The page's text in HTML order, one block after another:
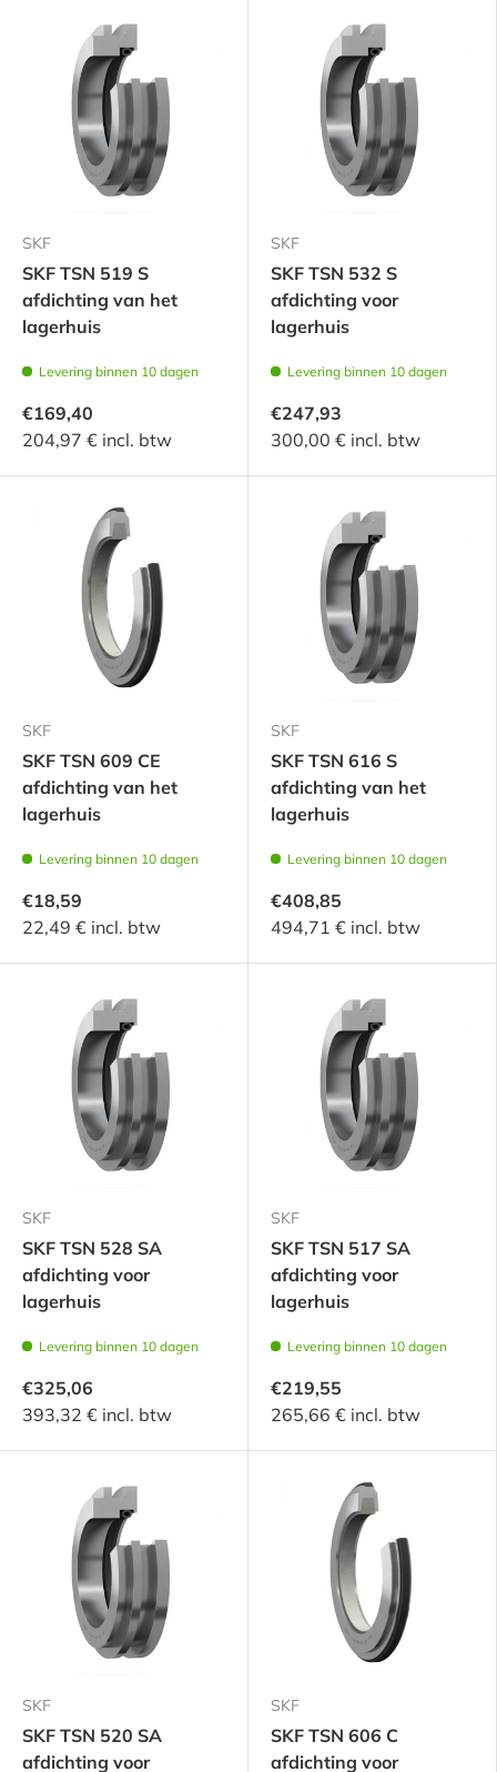
SKF
SKF TSN 519 S
afdichting van het
lagerhuis
Levering binnen 10 dagen
€169,40
204,97 € incl. btw
SKF
SKF TSN 532 S
afdichting voor
lagerhuis
Levering binnen 10 dagen
€247,93
300,00 € incl. btw
SKF
SKF TSN 609 CE
afdichting van het
lagerhuis
Levering binnen 10 dagen
€18,59
22,49 € incl. btw
SKF
SKF TSN 616 S
afdichting van het
lagerhuis
Levering binnen 10 dagen
€408,85
494,71 € incl. btw
SKF
SKF TSN 528 SA
afdichting voor
lagerhuis
Levering binnen 10 dagen
€325,06
393,32 € incl. btw
SKF
SKF TSN 517 SA
afdichting voor
lagerhuis
Levering binnen 10 dagen
€219,55
265,66 € incl. btw
SKF
SKF TSN 520 SA
afdichting voor
SKF
SKF TSN 606 C
afdichting voor